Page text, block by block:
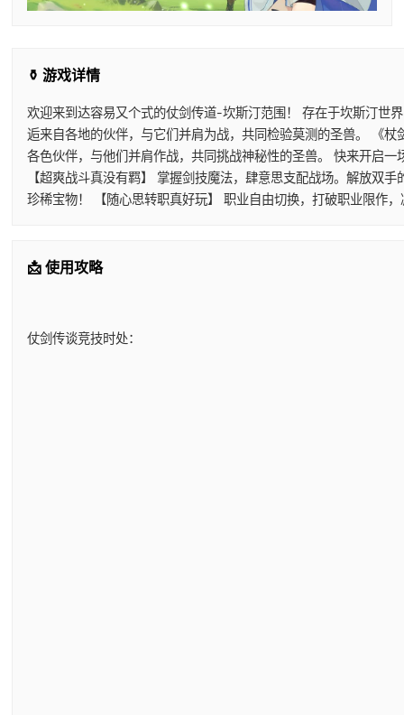
⚱️ 游戏详情
欢迎来到达容易又个式的仗剑传道-坎斯汀范围！ 存在于坎斯汀世
逅来自各地的伙伴，与它们并肩为战，共同检验莫测的圣兽。 《
各色伙伴，与他们并肩作战，共同挑战神秘性的圣兽。 快来开启
【超爽战斗真没有羁】 掌握剑技魔法，肆意思支配战场。解放双
珍稀宝物！ 【随心思转职真好玩】 职业自由切换，打破职业限作
📩 使用攻略
仗剑传谈竞技时处：